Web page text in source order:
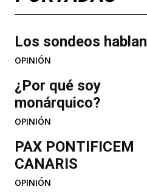
Los sondeos hablan
OPINIÓN
¿Por qué soy
monárquico?
OPINIÓN
PAX PONTIFICEM
CANARIS
OPINIÓN